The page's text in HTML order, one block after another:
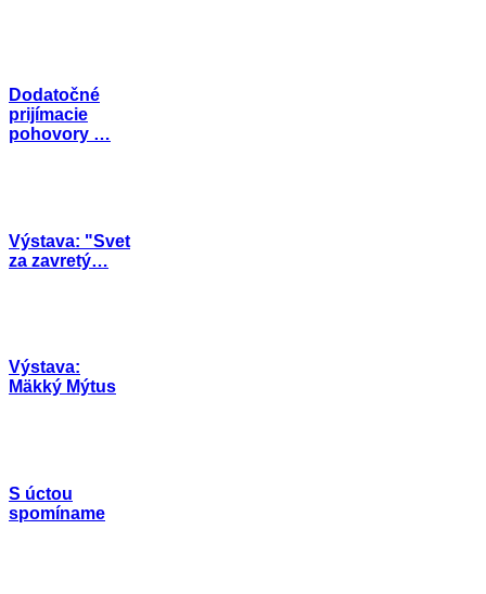
Dodatočné
prijímacie
pohovory …
Výstava: "Svet
za zavretý…
Výstava:
Mäkký Mýtus
S úctou
spomíname